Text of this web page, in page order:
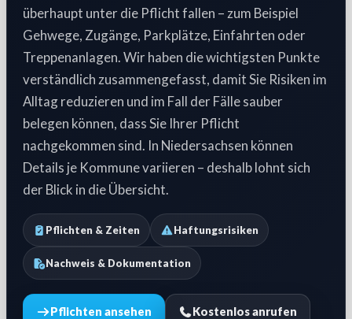
überhaupt unter die Pflicht fallen – zum Beispiel
Gehwege, Zugänge, Parkplätze, Einfahrten oder
Treppenanlagen. Wir haben die wichtigsten Punkte
verständlich zusammengefasst, damit Sie Risiken im
Alltag reduzieren und im Fall der Fälle sauber
belegen können, dass Sie Ihrer Pflicht
nachgekommen sind. In Niedersachsen können
Details je Kommune variieren – deshalb lohnt sich
der Blick in die Übersicht.
Pflichten & Zeiten Haftungsrisiken
Nachweis & Dokumentation
Pflichten ansehen Kostenlos anrufen